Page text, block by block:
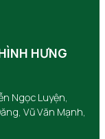
HƯNG
Ngọc Luyện,
Vũ Văn Mạnh,